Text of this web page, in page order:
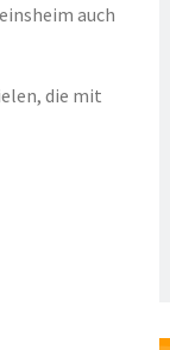
auch
die mit